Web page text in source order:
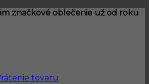
značkové oblečenie už od roku
tovaru